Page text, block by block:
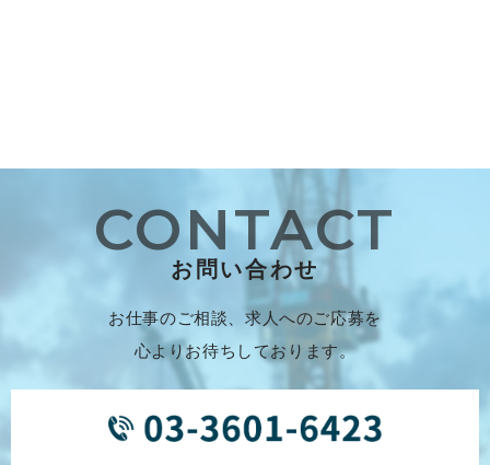
CONTACT
お問い合わせ
お仕事のご相談、求人へのご応募を
心よりお待ちしております。